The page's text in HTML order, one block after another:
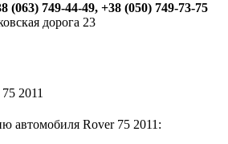
(063) 749-44-49, +38 (050) 749-73-75
дорога 23
2011
автомобиля Rover 75 2011: